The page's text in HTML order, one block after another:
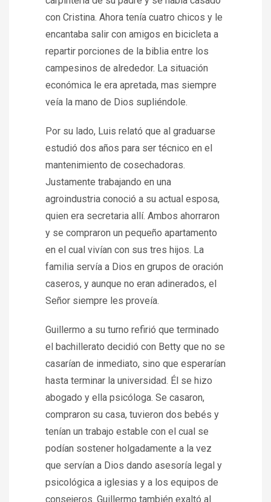
con Cristina. Ahora tenía cuatro chicos y le
encantaba salir con amigos en bicicleta a
repartir porciones de la biblia entre los
campesinos de alrededor. La situación
económica le era apretada, mas siempre
veía la mano de Dios supliéndole.
Por su lado, Luis relató que al graduarse
estudió dos años para ser técnico en el
mantenimiento de cosechadoras.
Justamente trabajando en una
agroindustria conoció a su actual esposa,
quien era secretaria allí. Ambos ahorraron
y se compraron un pequeño apartamento
en el cual vivían con sus tres hijos. La
familia servía a Dios en grupos de oración
caseros, y aunque no eran adinerados, el
Señor siempre les proveía.
Guillermo a su turno refirió que terminado
el bachillerato decidió con Betty que no se
casarían de inmediato, sino que esperarían
hasta terminar la universidad. Él se hizo
abogado y ella psicóloga. Se casaron,
compraron su casa, tuvieron dos bebés y
tenían un trabajo estable con el cual se
podían sostener holgadamente a la vez
que servían a Dios dando asesoría legal y
psicológica a iglesias y a los equipos de
consejeros. Guillermo también exaltó al